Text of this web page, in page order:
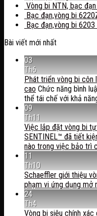
Vòng bi NTN, bạc
Bạc đạn,vòng bi
Bạc đạn,vòng bi
Bài viết mới nhất
03
Th6
Phát triển vòng bi
cao Chức năng bình
thể tái chế với khả
09
Th11
Việc lắp đặt vòng bi
SENTINEL™ đã tiết
nào trong việc bảo trì
11
Th10
Schaeffler giới thiệu
phạm vi ứng dụng mở
24
Th4
Vòng bi siêu chính